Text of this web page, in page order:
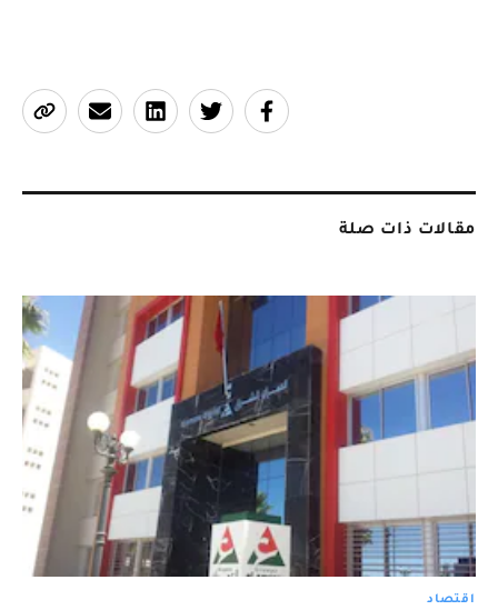
مقالات ذات صلة
اقتصاد